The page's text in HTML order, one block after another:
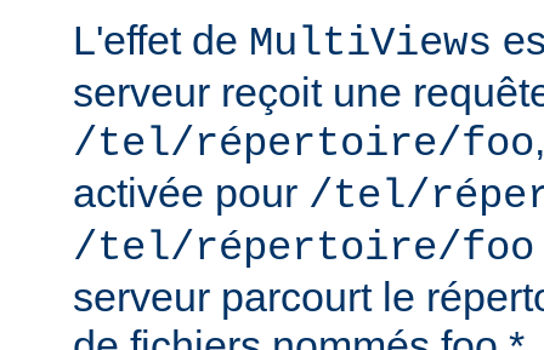
L'effet de MultiViews
serveur reçoit une
/tel/répertoire/foo
activée pour /tel/
/tel/répertoire/foo
serveur parcourt le